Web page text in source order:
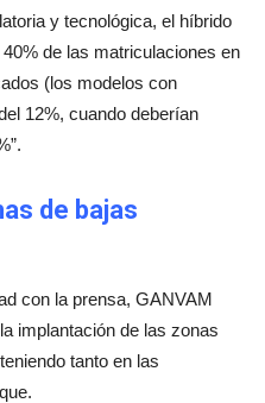
y tecnológica, el híbrido
de las matriculaciones en
(los modelos con
12%, cuando deberían
de bajas
con la prensa, GANVAM
implantación de las zonas
tanto en las